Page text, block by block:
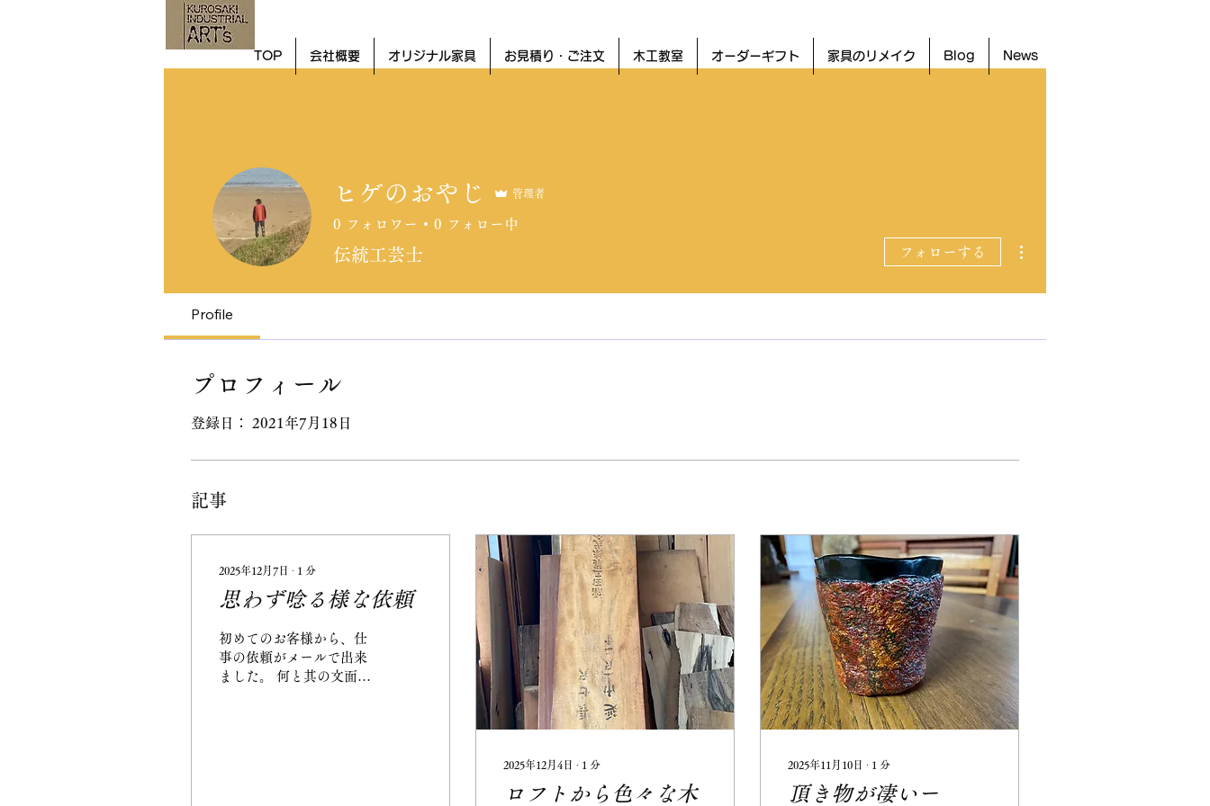
TOP 会社概要 オリジナル家具 お見積り・ご注文 木工教室 オーダーギフト 家具のリメイク Blog News
ヒゲのおやじ 管理者
0 フォロワー 0 フォロー中
伝統工芸士 フォローする
Profile
プロフィール
登録日： 2021年7月18日
記事
2025年12月7日 ∙ 1 分
思わず唸る様な依頼
初めてのお客様から、仕
事の依頼がメールで出来
ました。 何と其の文面
2025年12月4日 ∙ 1 分
ロフトから色々な木
2025年11月10日 ∙ 1 分
頂き物が凄いー